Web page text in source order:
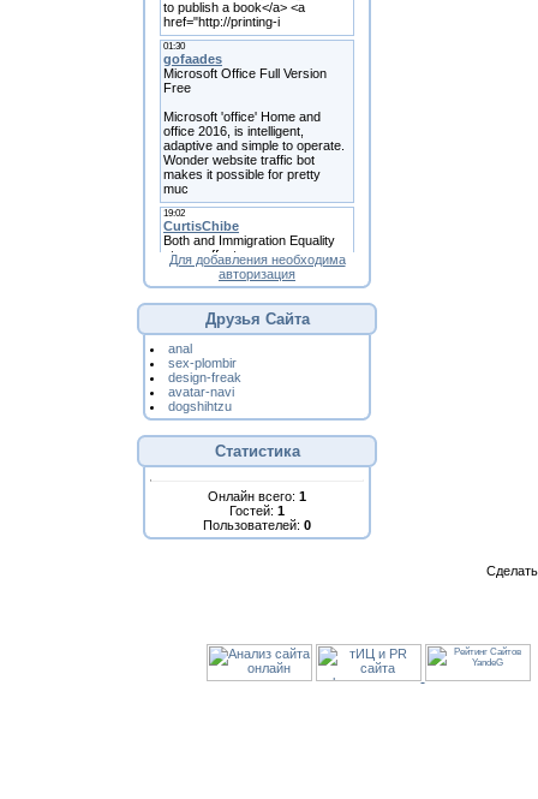
Для добавления необходима
авторизация
Друзья Сайта
anal
sex-plombir
design-freak
avatar-navi
dogshihtzu
Статистика
Онлайн всего: 1
Гостей: 1
Пользователей: 0